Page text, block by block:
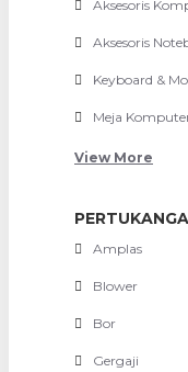
Aksesoris
Aksesoris
Keyboard &
Meja
View More
Amplas
Blower
Bor
Gergaji